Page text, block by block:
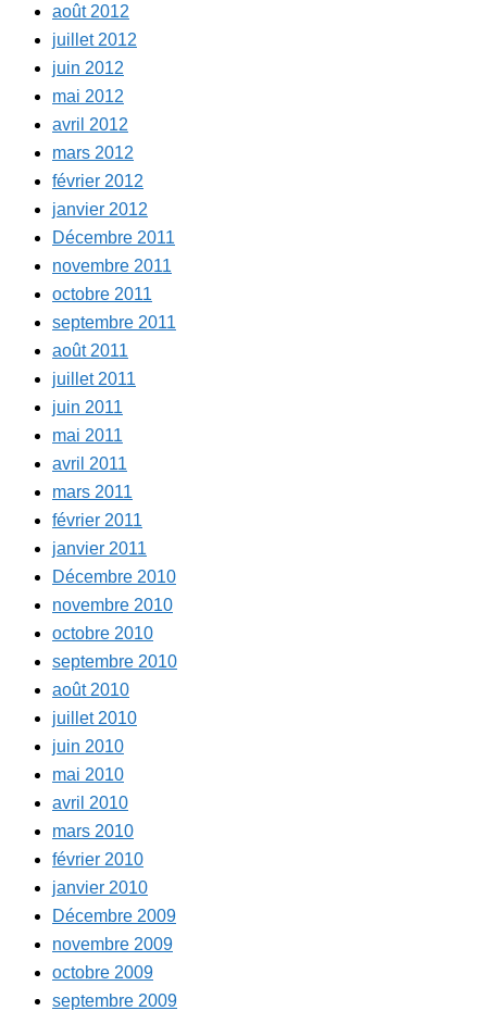
août 2012
juillet 2012
juin 2012
mai 2012
avril 2012
mars 2012
février 2012
janvier 2012
Décembre 2011
novembre 2011
octobre 2011
septembre 2011
août 2011
juillet 2011
juin 2011
mai 2011
avril 2011
mars 2011
février 2011
janvier 2011
Décembre 2010
novembre 2010
octobre 2010
septembre 2010
août 2010
juillet 2010
juin 2010
mai 2010
avril 2010
mars 2010
février 2010
janvier 2010
Décembre 2009
novembre 2009
octobre 2009
septembre 2009